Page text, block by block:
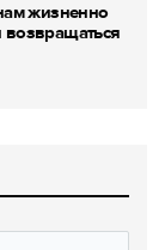
жизненно